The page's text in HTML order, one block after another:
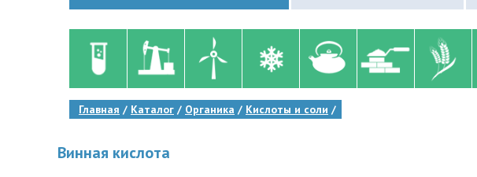
Главная Каталог Органика Кислоты и соли
Винная кислота